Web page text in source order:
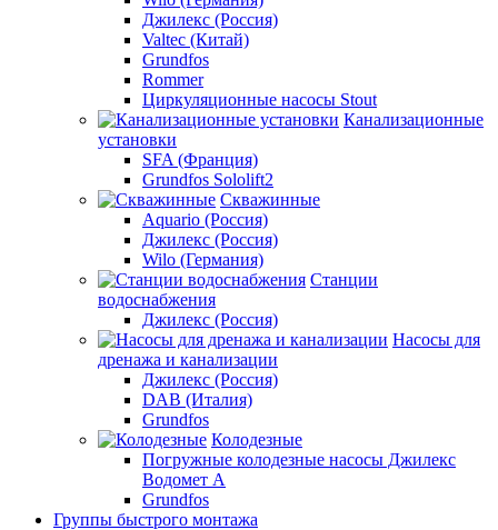
Джилекс (Россия)
Valtec (Китай)
Grundfos
Rommer
Циркуляционные насосы Stout
Канализационные
установки
SFA (Франция)
Grundfos Sololift2
Скважинные
Aquario (Россия)
Джилекс (Россия)
Wilo (Германия)
Станции
водоснабжения
Джилекс (Россия)
Насосы для
дренажа и канализации
Джилекс (Россия)
DAB (Италия)
Grundfos
Колодезные
Погружные колодезные насосы Джилекс
Водомет А
Grundfos
Группы быстрого монтажа